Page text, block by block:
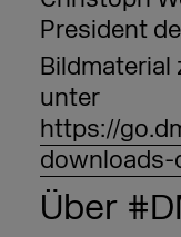
President
Bildmaterial
unter
https://
downloads-
Über